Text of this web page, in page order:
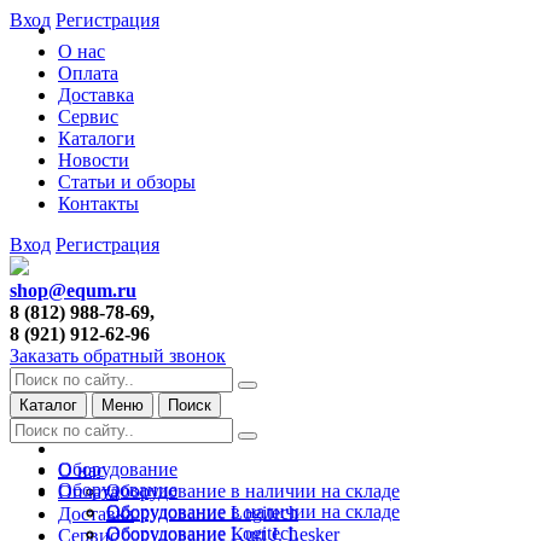
О нас
Оплата
Доставка
Сервис
Каталоги
Новости
Статьи и обзоры
Контакты
Вход Регистрация
Вход Регистрация
shop@equm.ru
8 (812) 988-78-69,
8 (921) 912-62-96
Заказать обратный звонок
Каталог Меню Поиск
О нас
Оплата
Доставка
Сервис
Оборудование
Оборудование в наличии на складе
Оборудование Logitech
Оборудование Kurt J. Lesker
Оборудование
Оборудование в наличии на складе
Оборудование Logitech